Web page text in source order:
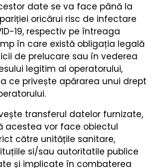
date se va face până la
oricărui risc de infectare
19, respectiv pe întreaga
în care există obligația legală
de prelucare sau în vederea
legitim al operatorului,
ce privește apărarea unui drept
transferul datelor furnizate,
acestea vor face obiectul
către unitățile sanitare,
si/sau autoritatile publice
și implicate în combaterea